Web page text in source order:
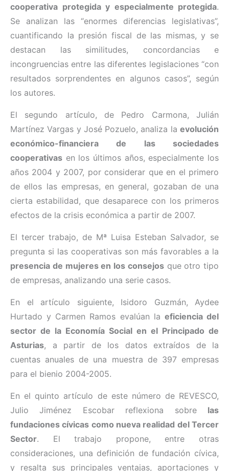
cooperativa protegida y especialmente protegida.
Se analizan las “enormes diferencias legislativas”,
cuantificando la presión fiscal de las mismas, y se
destacan las similitudes, concordancias e
incongruencias entre las diferentes legislaciones “con
resultados sorprendentes en algunos casos”, según
los autores.
El segundo artículo, de Pedro Carmona, Julián
Martínez Vargas y José Pozuelo, analiza la evolución
económico-financiera de las sociedades
cooperativas en los últimos años, especialmente los
años 2004 y 2007, por considerar que en el primero
de ellos las empresas, en general, gozaban de una
cierta estabilidad, que desaparece con los primeros
efectos de la crisis económica a partir de 2007.
El tercer trabajo, de Mª Luisa Esteban Salvador, se
pregunta si las cooperativas son más favorables a la
presencia de mujeres en los consejosque otro tipo
de empresas, analizando una serie casos.
En el artículo siguiente, Isidoro Guzmán, Aydee
Hurtado y Carmen Ramos evalúan la eficiencia del
sector de la Economía Social en el Principado de
Asturias, a partir de los datos extraídos de la
cuentas anuales de una muestra de 397 empresas
para el bienio 2004-2005.
En el quinto artículo de este número de REVESCO,
Julio Jiménez Escobar reflexiona sobre las
fundaciones cívicas como nueva realidad del Tercer
Sector. El trabajo propone, entre otras
consideraciones, una definición de fundación cívica,
y resalta sus principales ventajas, aportaciones y